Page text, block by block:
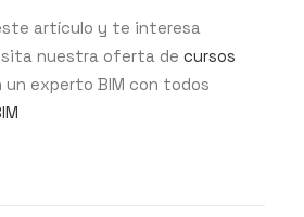
artículo y te interesa
nuestra oferta de cursos
experto BIM con todos